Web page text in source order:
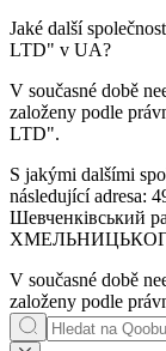
Jaké další
LTD" v UA?
V současné době
založeny podle
LTD".
S jakými dalšími
následující adresa:
V současné době
založeny podle